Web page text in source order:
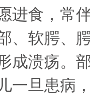
进食，常
、软腭、
成溃疡。
一旦患病